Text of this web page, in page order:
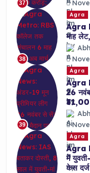
37
38
Agra
Agra
माह
39
Agra
Agra
26
Agra
Agra
में
केस दर्ज